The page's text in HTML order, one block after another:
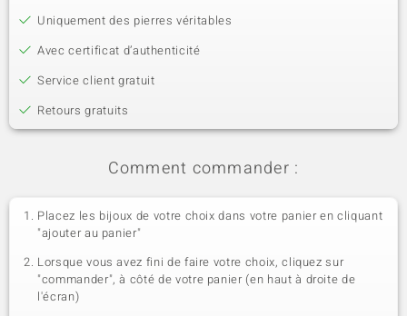
Uniquement des pierres véritables
Avec certificat d’authenticité
Service client gratuit
Retours gratuits
Comment commander :
Placez les bijoux de votre choix dans votre panier en cliquant
"ajouter au panier"
Lorsque vous avez fini de faire votre choix, cliquez sur
"commander", à côté de votre panier (en haut à droite de
l'écran)